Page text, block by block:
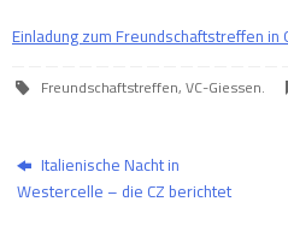
Einladung zum Freundschaftstreffen in
Freundschaftstreffen, VC-Giessen.
Italienische Nacht in
Westercelle – die CZ berichtet